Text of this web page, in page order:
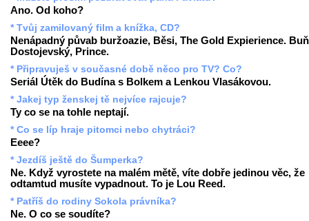
Ano. Od koho?
* Tvůj zamilovaný film a knížka, CD?
Nenápadný půvab buržoazie, Běsi, The Gold Expierience.
Dostojevský, Prince.
* Připravuješ v současné době něco pro TV? Co?
Seriál Útěk do Budína s Bolkem a Lenkou Vlasákovou.
* Jakej typ ženskej tě nejvíce rajcuje?
Ty co se na tohle neptají.
* Co se líp hraje pitomci nebo chytráci?
Eeee?
* Jezdíš ještě do Šumperka?
Ne. Když vyrostete na malém mětě, víte dobře jedinou věc, že
odtamtud musíte vypadnout. To je Lou Reed.
* Patříš do rodiny Sokola právníka?
Ne. O co se soudíte?